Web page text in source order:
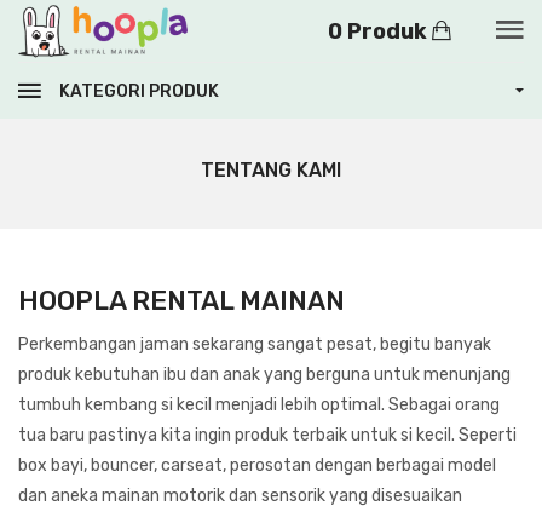
0 Produk
KATEGORI PRODUK
TENTANG KAMI
HOOPLA RENTAL MAINAN
Perkembangan jaman sekarang sangat pesat, begitu banyak
produk kebutuhan ibu dan anak yang berguna untuk menunjang
tumbuh kembang si kecil menjadi lebih optimal. Sebagai orang
tua baru pastinya kita ingin produk terbaik untuk si kecil. Seperti
box bayi, bouncer, carseat, perosotan dengan berbagai model
dan aneka mainan motorik dan sensorik yang disesuaikan